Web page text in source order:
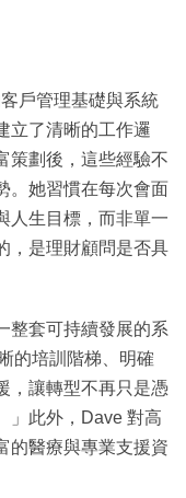
戶管理基礎與系統
立了清晰的工作邏
策劃後，這些經驗不
。她習慣在每次會面
人生目標，而非單一
，是理財顧問是否具
整套可持續發展的系
的培訓階梯、明確
，讓轉型不再只是憑
」此外，Dave 對高
的醫療與專業支援資